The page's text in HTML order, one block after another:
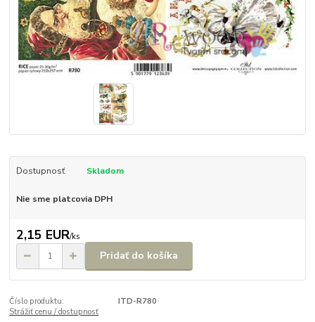
Dostupnosť Skladom
Nie sme platcovia DPH
2,15 EUR/ks
Pridať do košíka
Číslo produktu:
ITD-R780
Strážiť cenu / dostupnosť